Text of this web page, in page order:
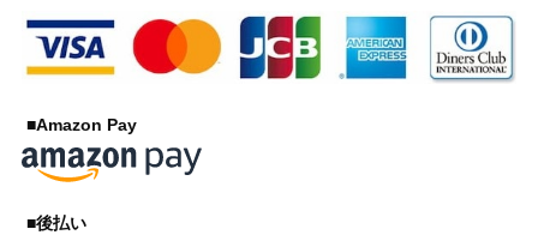
■Amazon Pay
■後払い